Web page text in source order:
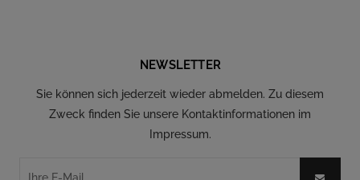
NEWSLETTER
Sie können sich jederzeit wieder abmelden. Zu diesem
Zweck finden Sie unsere Kontaktinformationen im
Impressum.